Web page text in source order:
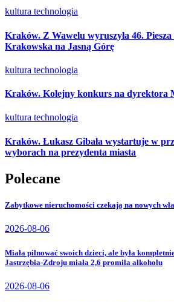
kultura technologia
Kraków. Z Wawelu wyruszyła 46.
Krakowska na Jasną Górę
kultura technologia
Kraków. Kolejny konkurs na dyrektora
kultura technologia
Kraków. Łukasz Gibała wystartuje w
wyborach na prezydenta miasta
Polecane
Zabytkowe nieruchomości czekają na nowych
2026-08-06
Miała pilnować swoich dzieci, ale była
Jastrzębia-Zdroju miała 2,6 promila alkoholu
2026-08-06